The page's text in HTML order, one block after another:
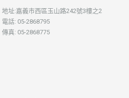
地址:嘉義市西區玉山路242號3樓之2
電話: 05-2868795
傳真: 05-2868775